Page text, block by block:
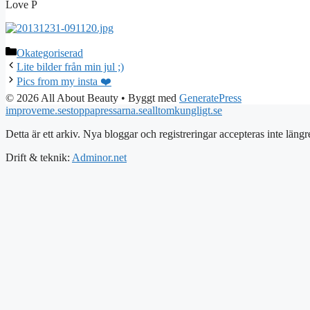
Love P
Kategorier
Okategoriserad
Lite bilder från min jul ;)
Pics from my insta ❤️
© 2026 All About Beauty • Byggt med GeneratePress
improveme.sestoppapressarna.sealltomkungligt.se
Detta är ett arkiv. Nya bloggar och registreringar accepteras inte
Drift & teknik: Adminor.net